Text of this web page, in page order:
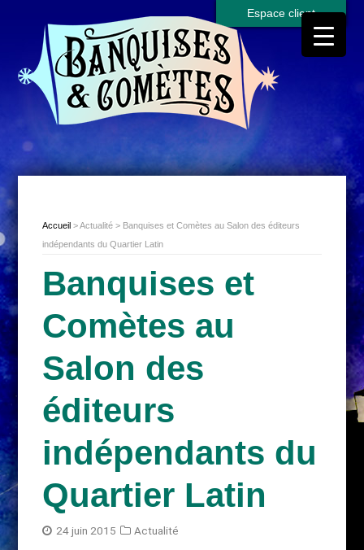
Espace client
Accueil > Actualité > Banquises et Comètes au Salon des éditeurs
indépendants du Quartier Latin
Banquises et
Comètes au
Salon des
éditeurs
indépendants du
Quartier Latin
24 juin 2015 Actualité